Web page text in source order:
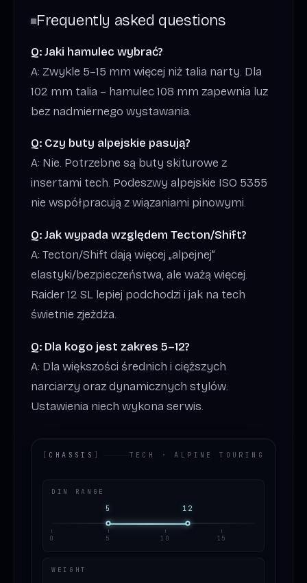
Frequently asked questions
Q: Jaki hamulec wybrać?
A: Zwykle 5–15 mm więcej niż talia narty. Dla
102 mm talia – hamulec 108 mm zapewnia luz
bez nadmiernego wystawania.
Q: Czy buty alpejskie pasują?
A: Nie. Potrzebne są buty skiturowe z
insertami tech. Podeszwy alpejskie ISO 5355
nie współpracują z wiązaniami pinowymi.
Q: Jak wypada względem Tecton/Shift?
A: Tecton/Shift dają więcej „alpejnej”
elastyki/bezpieczeństwa, ale ważą więcej.
Raider 12 SL lepiej podchodzi i jak na tech
świetnie zjeżdża.
Q: Dla kogo jest zakres 5–12?
A: Dla większości średnich i cięższych
narciarzy oraz dynamicznych stylów.
Ustawienia niech wykona serwis.
[ CHASSIS ] TECH · ALPINE TOURING
DIN RANGE
5
12
0 5 10 15
WEIGHT